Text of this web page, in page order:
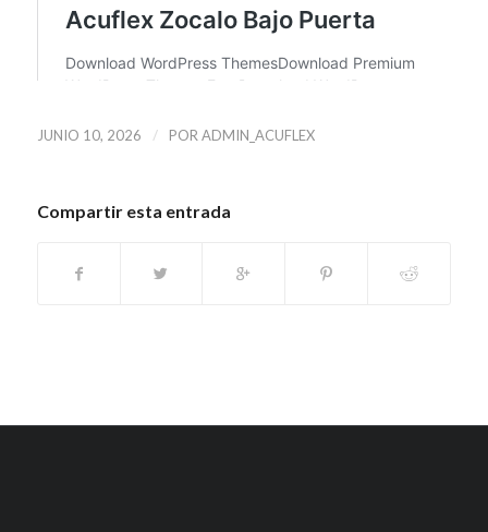
JUNIO 10, 2026 / POR ADMIN_ACUFLEX
Compartir esta entrada